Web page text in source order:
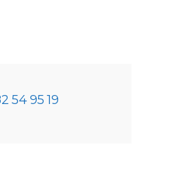
54 95 19